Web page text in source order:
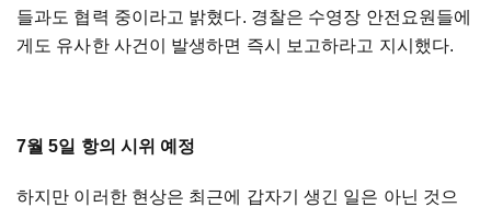
들과도 협력 중이라고 밝혔다. 경찰은 수영장 안전요원들에
게도 유사한 사건이 발생하면 즉시 보고하라고 지시했다.
7월 5일 항의 시위 예정
하지만 이러한 현상은 최근에 갑자기 생긴 일은 아닌 것으